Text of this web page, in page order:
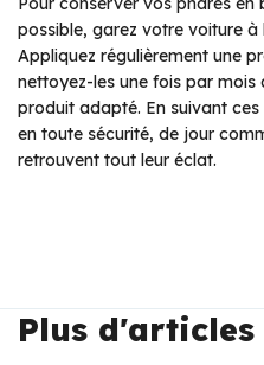
possible, garez votre voiture à
Appliquez régulièrement une
nettoyez-les une fois par
produit adapté. En suivant
en toute sécurité, de jour
retrouvent tout leur éclat.
Plus d'articles